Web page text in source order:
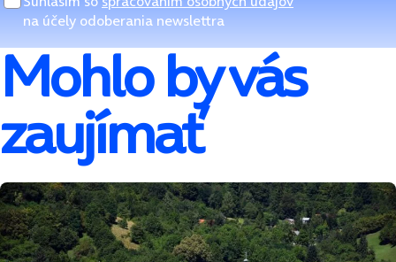
na účely odoberania newslettra
Mohlo by vás
zaujímať